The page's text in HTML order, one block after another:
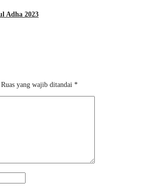
Adha 2023
Ruas yang wajib ditandai *